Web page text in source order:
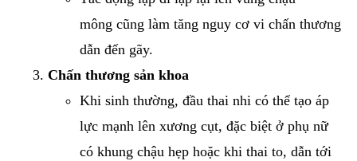
mông cũng làm tăng nguy cơ vi chấn thương
dẫn đến gãy.
Chấn thương sản khoa
Khi sinh thường, đầu thai nhi có thể tạo áp
lực mạnh lên xương cụt, đặc biệt ở phụ nữ
có khung chậu hẹp hoặc khi thai to, dẫn tới